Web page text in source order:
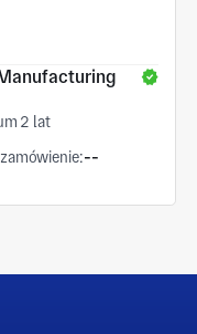
2 lat
--